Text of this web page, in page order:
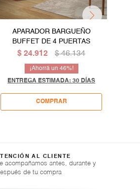
APARADOR BARGUEÑO
BUFFET DE 4 PUERTAS
$ 24.912 $ 46.134
46
ENTREGA ESTIMADA: 30 DÍAS
AL CLIENTE
acompañamos antes, durante y
de tu compra